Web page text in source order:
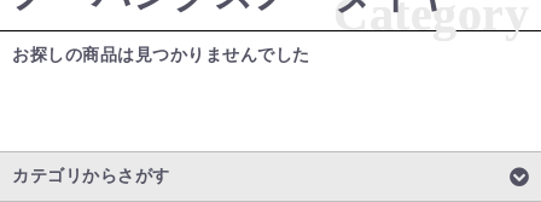
Category
Category
お探しの商品は見つかりませんでした
カテゴリからさがす